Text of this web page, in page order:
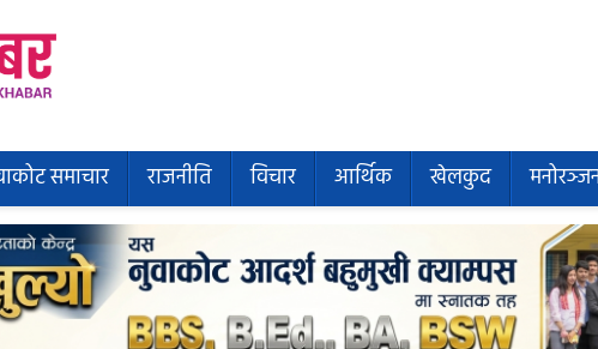
समाचार राजनीति विचार आर्थिक खेलकुद